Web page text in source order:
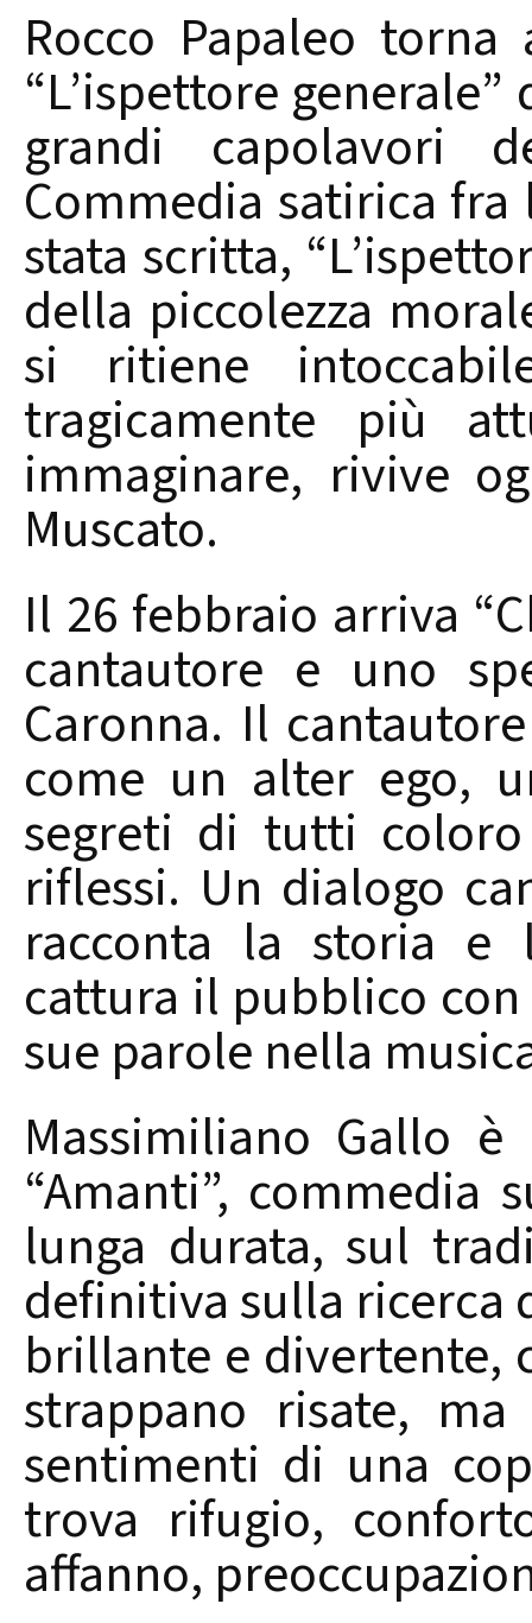
Rocco Papaleo
“L’ispettore
grandi capolavori
Commedia satirica
stata scritta,
della piccolezza
si ritiene
tragicamente più
immaginare, rivive
Muscato.
Il 26 febbraio arriva
cantautore e uno
Caronna. Il
come un alter ego,
segreti di tutti
riflessi. Un dialogo
racconta la storia e
cattura il pubblico
sue parole nella
Massimiliano Gallo
“Amanti”, commedia
lunga durata, sul
definitiva sulla ricerca
brillante e divertente,
strappano risate, ma
sentimenti di una
trova rifugio,
affanno,